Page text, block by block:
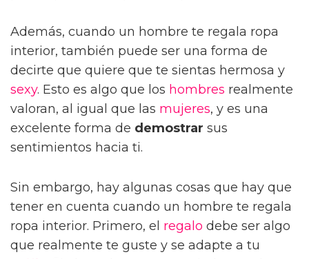
Además, cuando un hombre te regala ropa
interior, también puede ser una forma de
decirte que quiere que te sientas hermosa y
sexy. Esto es algo que los hombres realmente
valoran, al igual que las mujeres, y es una
excelente forma de demostrar sus
sentimientos hacia ti.
Sin embargo, hay algunas cosas que hay que
tener en cuenta cuando un hombre te regala
ropa interior. Primero, el regalo debe ser algo
que realmente te guste y se adapte a tu